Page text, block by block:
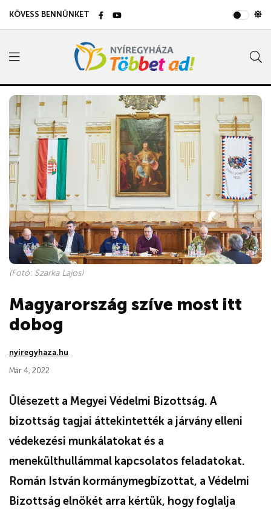
KÖVESS BENNÜNKET
(Fotó: Szarka Lajos)
Magyarország szíve most itt
dobog
nyiregyhaza.hu
Már 4, 2022
Ülésezett a Megyei Védelmi Bizottság. A
bizottság tagjai áttekintették a járvány elleni
védekezési munkálatokat és a
menekülthullámmal kapcsolatos feladatokat.
Román István kormánymegbízottat, a Védelmi
Bizottság elnökét arra kértük, hogy foglalja